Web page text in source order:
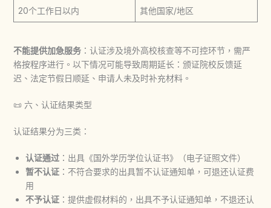
20个工作日以内 其他国家/地区
不能提供加急服务：认证涉及境外高校核查等不可控环节，需严
格按程序进行。以下情况可能导致周期延长：颁证院校反馈延
迟、法定节假日顺延、申请人未及时补充材料。
📜 六、认证结果类型
认证结果分为三类：
认证通过：出具《国外学历学位认证书》（电子证照文件）
暂不认证：不符合要求的出具暂不认证通知单，可退还认证费
用
不予认证：提供虚假材料的，出具不予认证通知单，不退还认